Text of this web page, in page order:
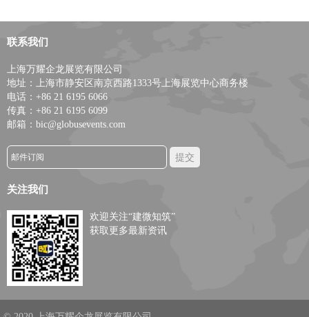
联系我们
上海万耀企龙展览有限公司
地址：上海市静安区南京西路1333号上海展览中心商务楼
电话：+86 21 6195 6066
传真：+86 21 6195 6099
邮箱：bic@globusevents.com
关注我们
欢迎关注“建微知筑”
获取更多最新资讯